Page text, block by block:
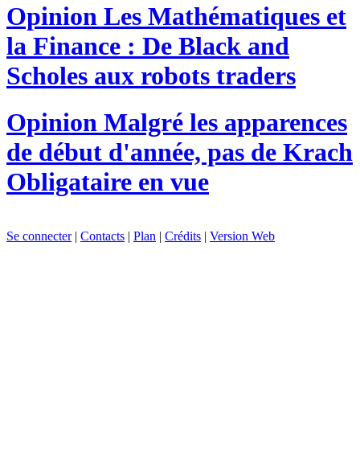
Opinion Les Mathématiques et
la Finance : De Black and
Scholes aux robots traders
Opinion Malgré les apparences
de début d'année, pas de Krach
Obligataire en vue
Se connecter| Contacts | Plan | Crédits | Version Web